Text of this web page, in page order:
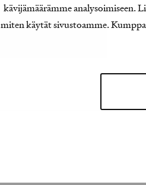
kävijämäärämme analysoimiseen.
miten käytät sivustoamme.